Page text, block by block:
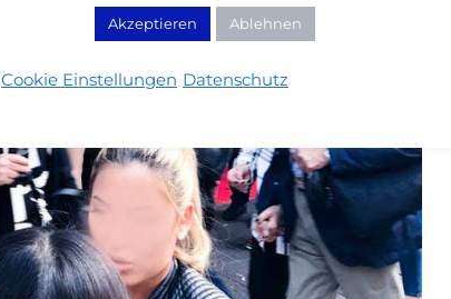
Akzeptieren Ablehnen
Cookie Einstellungen Datenschutz